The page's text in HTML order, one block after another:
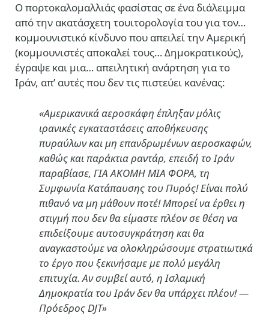
Ο πορτοκαλομαλλιάς φασίστας σε ένα διάλειμμα
από την ακατάσχετη τουιτορολογία του για τον…
κομμουνιστικό κίνδυνο που απειλεί την Αμερική
(κομμουνιστές αποκαλεί τους… Δημοκρατικούς),
έγραψε και μια… απειλητική ανάρτηση για το
Ιράν, απ’ αυτές που δεν τις πιστεύει κανένας:
«Αμερικανικά αεροσκάφη έπληξαν μόλις
ιρανικές εγκαταστάσεις αποθήκευσης
πυραύλων και μη επανδρωμένων αεροσκαφών,
καθώς και παράκτια ραντάρ, επειδή το Ιράν
παραβίασε, ΓΙΑ ΑΚΟΜΗ ΜΙΑ ΦΟΡΑ, τη
Συμφωνία Κατάπαυσης του Πυρός! Είναι πολύ
πιθανό να μη μάθουν ποτέ! Μπορεί να έρθει η
στιγμή που δεν θα είμαστε πλέον σε θέση να
επιδείξουμε αυτοσυγκράτηση και θα
αναγκαστούμε να ολοκληρώσουμε στρατιωτικά
το έργο που ξεκινήσαμε με πολύ μεγάλη
επιτυχία. Αν συμβεί αυτό, η Ισλαμική
Δημοκρατία του Ιράν δεν θα υπάρχει πλέον! —
Πρόεδρος DJT»